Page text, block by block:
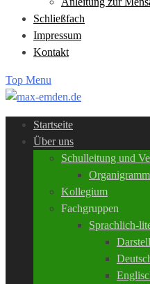
Schließfach
Impressum
Kontakt
Top Menu
Startseite
Über uns
Schulleitung und
Organigramm
Kollegium
Fachgruppen
Sprachlich-